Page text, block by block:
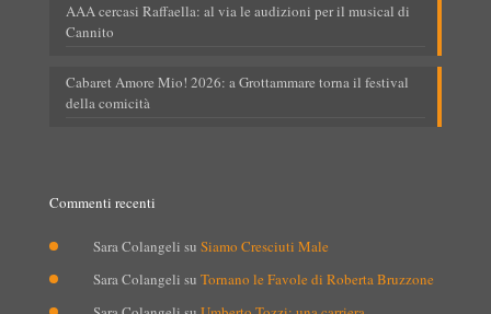
AAA cercasi Raffaella: al via le audizioni per il musical di
Cannito
Cabaret Amore Mio! 2026: a Grottammare torna il festival
della comicità
Commenti recenti
Sara Colangeli su Siamo Cresciuti Male
Sara Colangeli su Tornano le Favole di Roberta Bruzzone